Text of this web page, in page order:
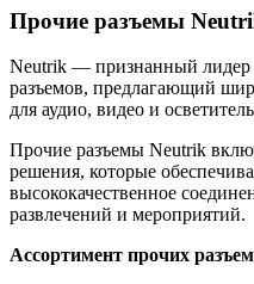
Прочие разъемы
Neutrik — признанный лидер
разъемов, предлагающий
для аудио, видео и
Прочие разъемы Neutrik
решения, которые
высококачественное
развлечений и мероприятий.
Ассортимент прочих